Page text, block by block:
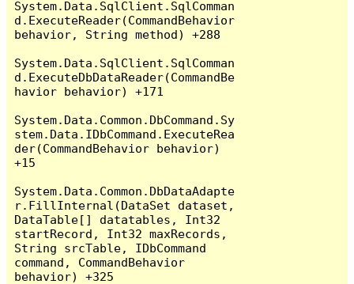
System.Data.SqlClient.SqlComman
d.ExecuteReader(CommandBehavior
behavior, String method) +288
System.Data.SqlClient.SqlComman
d.ExecuteDbDataReader(CommandBe
havior behavior) +171
System.Data.Common.DbCommand.Sy
stem.Data.IDbCommand.ExecuteRea
der(CommandBehavior behavior)
+15
System.Data.Common.DbDataAdapte
r.FillInternal(DataSet dataset,
DataTable[] datatables, Int32
startRecord, Int32 maxRecords,
String srcTable, IDbCommand
command, CommandBehavior
behavior) +325